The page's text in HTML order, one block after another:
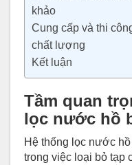
khảo
Cung cấp và thi
chất lượng
Kết luận
Tầm quan
lọc nước hồ
Hệ thống lọc nước
trong việc loại bỏ tạp